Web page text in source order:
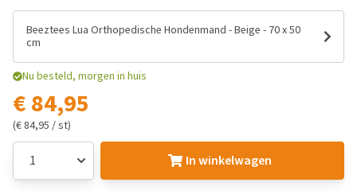
Beeztees Lua Orthopedische Hondenmand - Beige - 70 x 50
cm
Nu besteld, morgen in huis
€ 84,95
(€ 84,95 / st)
In winkelwagen